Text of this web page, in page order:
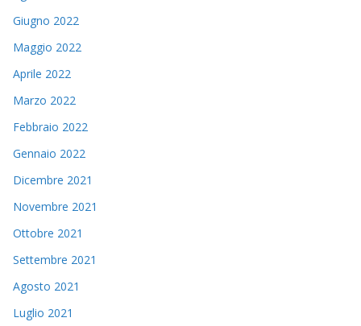
Giugno 2022
Maggio 2022
Aprile 2022
Marzo 2022
Febbraio 2022
Gennaio 2022
Dicembre 2021
Novembre 2021
Ottobre 2021
Settembre 2021
Agosto 2021
Luglio 2021